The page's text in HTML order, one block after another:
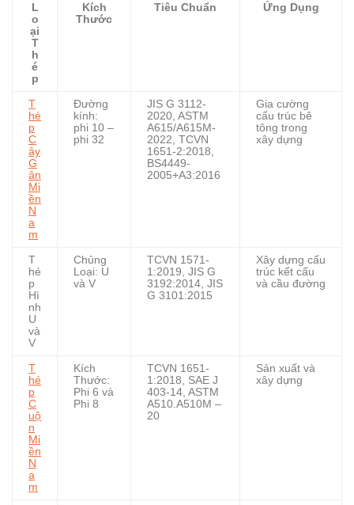
L
o
ại
T
h
é
p
Kích
Thước
Tiêu Chuẩn Ứng Dụng
T
hé
p
C
ây
G
ân
Mi
ền
N
a
m
Đường
kính:
phi 10 –
phi 32
JIS G 3112-
2020, ASTM
A615/A615M-
2022, TCVN
1651-2:2018,
BS4449-
2005+A3:2016
Gia cường
cấu trúc bê
tông trong
xây dựng
T
hé
p
Hì
nh
U
và
V
Chủng
Loại: U
và V
TCVN 1571-
1:2019, JIS G
3192:2014, JIS
G 3101:2015
Xây dựng cấu
trúc kết cấu
và cầu đường
T
hé
p
C
uộ
n
Mi
ền
N
a
m
Kích
Thước:
Phi 6 và
Phi 8
TCVN 1651-
1:2018, SAE J
403-14, ASTM
A510.A510M –
20
Sản xuất và
xây dựng